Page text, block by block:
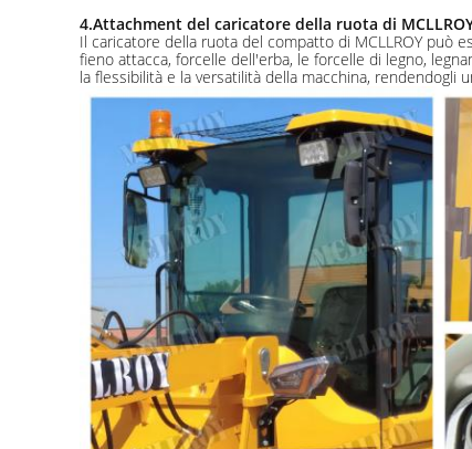
4.Attachment del caricatore della ruota di
Il caricatore della ruota del compatto di MCLLROY può
fieno attacca, forcelle dell'erba, le forcelle di legno,
la flessibilità e la versatilità della macchina, rendendogli